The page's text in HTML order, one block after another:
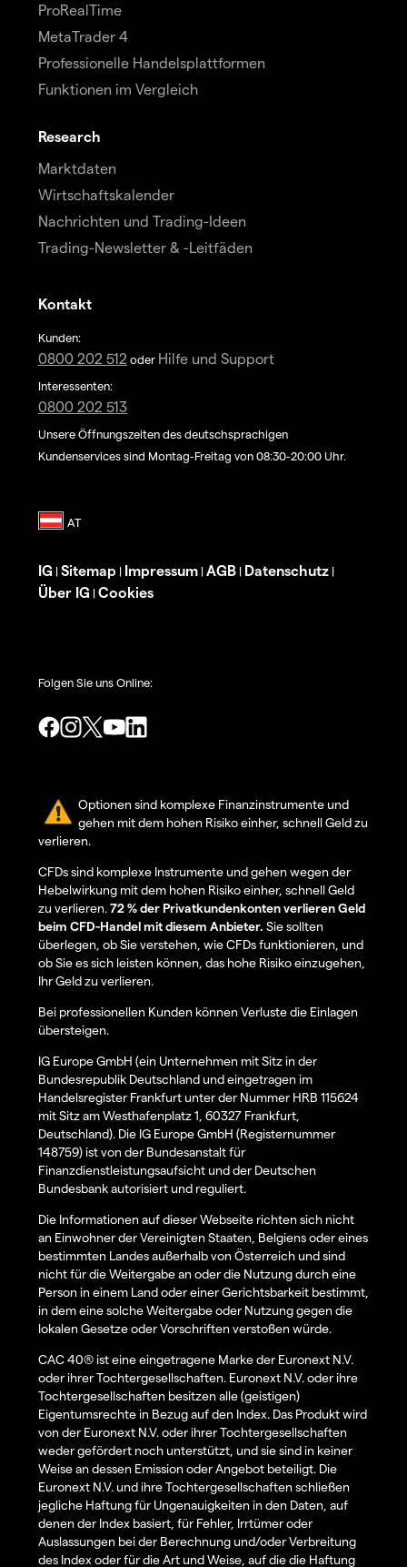
ProRealTime
MetaTrader 4
Professionelle Handelsplattformen
Funktionen im Vergleich
Research
Marktdaten
Wirtschaftskalender
Nachrichten und Trading-Ideen
Trading-Newsletter & -Leitfäden
Kontakt
Kunden:
0800 202 512 oder Hilfe und Support
Interessenten:
0800 202 513
Unsere Öffnungszeiten des deutschsprachigen
Kundenservices sind Montag-Freitag von 08:30-20:00 Uhr.
IG | Sitemap | Impressum | AGB | Datenschutz |
Über IG | Cookies
Folgen Sie uns Online:
Optionen sind komplexe Finanzinstrumente und
gehen mit dem hohen Risiko einher, schnell Geld zu
verlieren.
CFDs sind komplexe Instrumente und gehen wegen der
Hebelwirkung mit dem hohen Risiko einher, schnell Geld
zu verlieren.72 % der Privatkundenkonten verlieren Geld
beim CFD-Handel mit diesem Anbieter. Sie sollten
überlegen, ob Sie verstehen, wie CFDs funktionieren, und
ob Sie es sich leisten können, das hohe Risiko einzugehen,
Ihr Geld zu verlieren.
Bei professionellen Kunden können Verluste die Einlagen
übersteigen.
IG Europe GmbH (ein Unternehmen mit Sitz in der
Bundesrepublik Deutschland und eingetragen im
Handelsregister Frankfurt unter der Nummer HRB 115624
mit Sitz am Westhafenplatz 1, 60327 Frankfurt,
Deutschland). Die IG Europe GmbH (Registernummer
148759) ist von der Bundesanstalt für
Finanzdienstleistungsaufsicht und der Deutschen
Bundesbank autorisiert und reguliert.
Die Informationen auf dieser Webseite richten sich nicht
an Einwohner der Vereinigten Staaten, Belgiens oder eines
bestimmten Landes außerhalb von Österreich und sind
nicht für die Weitergabe an oder die Nutzung durch eine
Person in einem Land oder einer Gerichtsbarkeit bestimmt,
in dem eine solche Weitergabe oder Nutzung gegen die
lokalen Gesetze oder Vorschriften verstoßen würde.
CAC 40® ist eine eingetragene Marke der Euronext N.V.
oder ihrer Tochtergesellschaften. Euronext N.V. oder ihre
Tochtergesellschaften besitzen alle (geistigen)
Eigentumsrechte in Bezug auf den Index. Das Produkt wird
von der Euronext N.V. oder ihrer Tochtergesellschaften
weder gefördert noch unterstützt, und sie sind in keiner
Weise an dessen Emission oder Angebot beteiligt. Die
Euronext N.V. und ihre Tochtergesellschaften schließen
jegliche Haftung für Ungenauigkeiten in den Daten, auf
denen der Index basiert, für Fehler, Irrtümer oder
Auslassungen bei der Berechnung und/oder Verbreitung
des Index oder für die Art und Weise, auf die die Haftung